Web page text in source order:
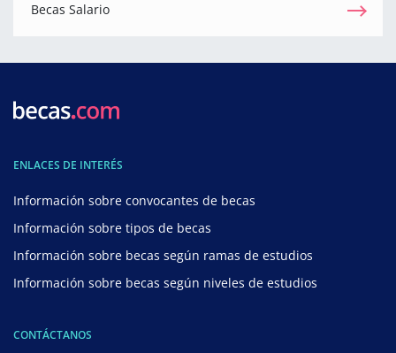
Becas Salario
ENLACES DE INTERÉS
Información sobre convocantes de becas
Información sobre tipos de becas
Información sobre becas según ramas de estudios
Información sobre becas según niveles de estudios
CONTÁCTANOS